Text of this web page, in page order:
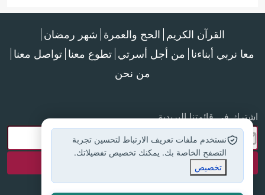
القرآن الكريم الحج والعمرة شهر رمضان
معا نربي أبناءنا من أجل أسرتي تطوع معنا تواصل معنا
من نحن
اشترك في قائمتنا البريدية
نستخدم ملفات تعريف الارتباط لتحسين تجربة
التصفح الخاصة بك. يمكنك تخصيص تفضيلاتك.
تخصيص